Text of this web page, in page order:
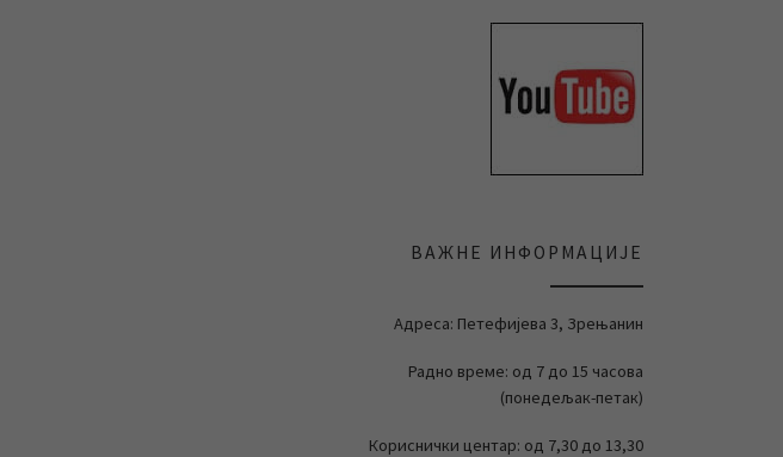
ВАЖНЕ ИНФОРМАЦИЈЕ
Адреса: Петефијева 3, Зрењанин
Радно време: од 7 до 15 часова
(понедељак-петак)
Кориснички центар: од 7,30 до 13,30